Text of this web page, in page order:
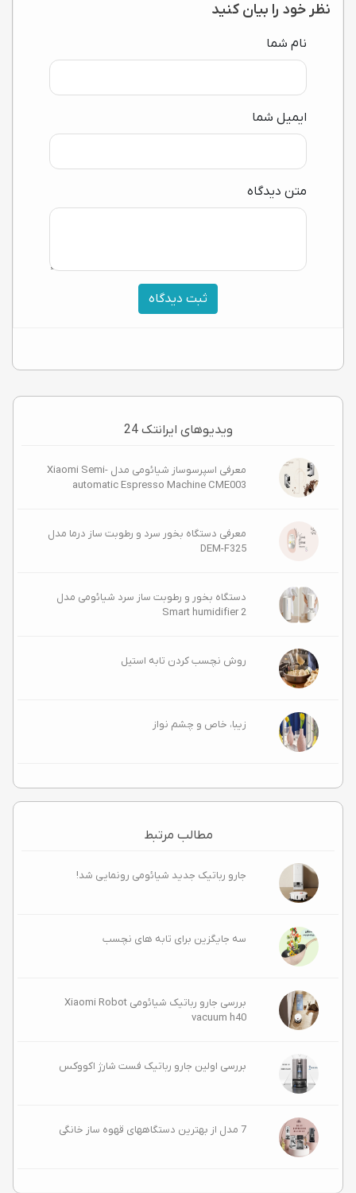
نظر خود را بیان کنید
نام شما
ایمیل شما
متن دیدگاه
ثبت دیدگاه
ویدیوهای ایرانتک 24
معرفی اسپرسوساز شیائومی مدل Xiaomi Semi-
automatic Espresso Machine CME003
معرفی دستگاه بخور سرد و رطوبت ساز درما مدل
DEM-F325
دستگاه بخور و رطوبت ساز سرد شیائومی مدل
Smart humidifier 2
روش نچسب کردن تابه استیل
زیبا، خاص و چشم‌ نواز
مطالب مرتبط
جارو رباتیک جدید شیائومی رونمایی شد!
سه جایگزین برای تابه های نچسب
بررسی جارو رباتیک شیائومی Xiaomi Robot
vacuum h40
بررسی اولین جارو رباتیک فست شارژ اکووکس
7 مدل از بهترین دستگاههای قهوه ساز خانگی